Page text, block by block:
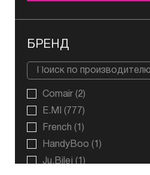
БРЕНД
Comair (2)
E.MI
(777)
French (1)
HandyBoo (1)
Ju.Bilej (1)